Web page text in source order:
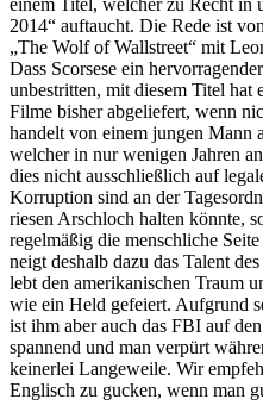
einem Titel, welcher zu Recht in
2014“ auftaucht. Die Rede ist
„The Wolf of Wallstreet“ mit
Dass Scorsese ein
unbestritten, mit diesem Titel hat
Filme bisher abgeliefert, wenn
handelt von einem jungen Mann
welcher in nur wenigen Jahren
dies nicht ausschließlich auf
Korruption sind an der
riesen Arschloch halten könnte,
regelmäßig die menschliche
neigt deshalb dazu das Talent
lebt den amerikanischen Traum
wie ein Held gefeiert. Aufgrund
ist ihm aber auch das FBI auf
spannend und man verpürt
keinerlei Langeweile. Wir
Englisch zu gucken, wenn man